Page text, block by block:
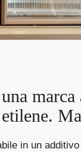
marca
in un